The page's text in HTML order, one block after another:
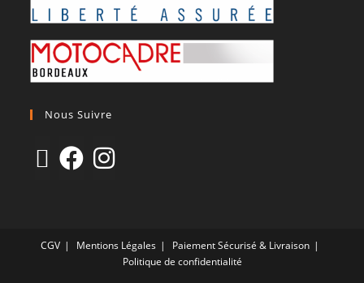
Nous Suivre
CGV Mentions Légales
Paiement Sécurisé & Livraison
Politique de confidentialité